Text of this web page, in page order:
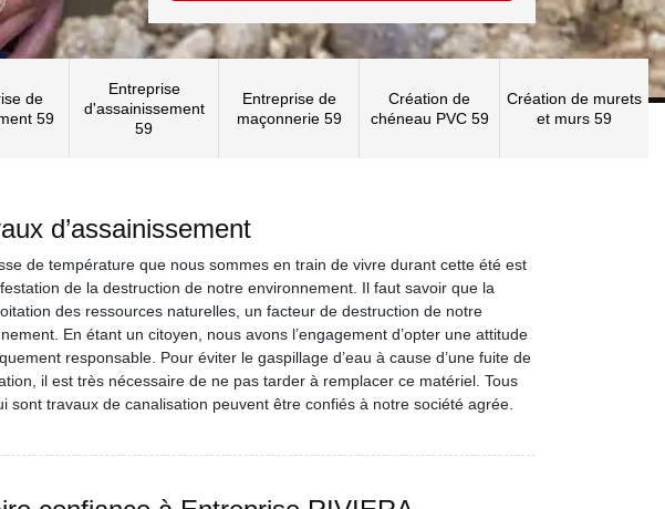
de
59
Entreprise
d'assainissement
59
Entreprise de
maçonnerie 59
Création de
chéneau PVC 59
Création de murets
et murs 59
d’assainissement
de température que nous sommes en train de vivre durant cette été est
de la destruction de notre environnement. Il faut savoir que la
des ressources naturelles, un facteur de destruction de notre
En étant un citoyen, nous avons l’engagement d’opter une attitude
responsable. Pour éviter le gaspillage d’eau à cause d’une fuite de
il est très nécessaire de ne pas tarder à remplacer ce matériel. Tous
sont travaux de canalisation peuvent être confiés à notre société agrée.